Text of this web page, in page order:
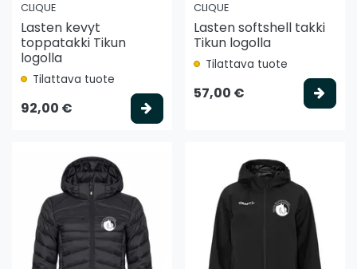
CLIQUE
Lasten kevyt
toppatakki Tikun
logolla
Tilattava tuote
92,00 €
CLIQUE
Lasten softshell takki
Tikun logolla
Tilattava tuote
57,00 €